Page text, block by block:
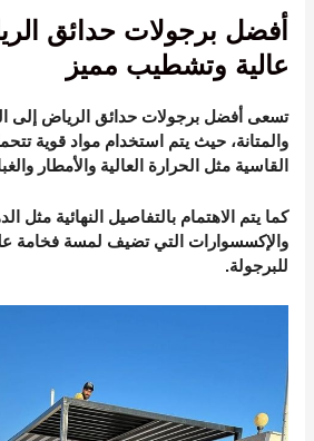
أفضل برجولات حدائق
عالية وتشطيب مميز
تسعى أفضل برجولات حدائق الرياض إلى
والمتانة، حيث يتم استخدام مواد قوية
القاسية مثل الحرارة العالية والأمطار
كما يتم الاهتمام بالتفاصيل النهائية مثل
والإكسسوارات التي تضيف لمسة فخامة
للبرجولة.